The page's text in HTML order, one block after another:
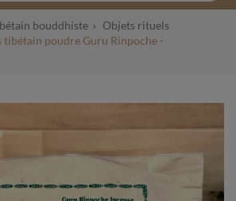
bouddhiste
Objets rituels
tibétain poudre Guru Rinpoche -